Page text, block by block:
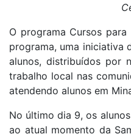
O programa Cursos
programa, uma iniciativa
alunos, distribuídos por
trabalho local nas
atendendo alunos em
No último dia 9, os
ao atual momento da